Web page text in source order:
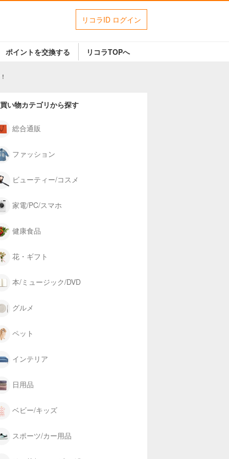
リコラID ログイン
ポイントを交換する リコラTOPへ
い物カテゴリから探す
総合通販
ファッション
ビューティー/コスメ
家電/PC/スマホ
健康食品
花・ギフト
本/ミュージック/DVD
グルメ
ペット
インテリア
日用品
ベビー/キッズ
スポーツ/カー用品